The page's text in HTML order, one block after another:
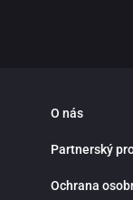
O nás
Partnerský
Ochrana